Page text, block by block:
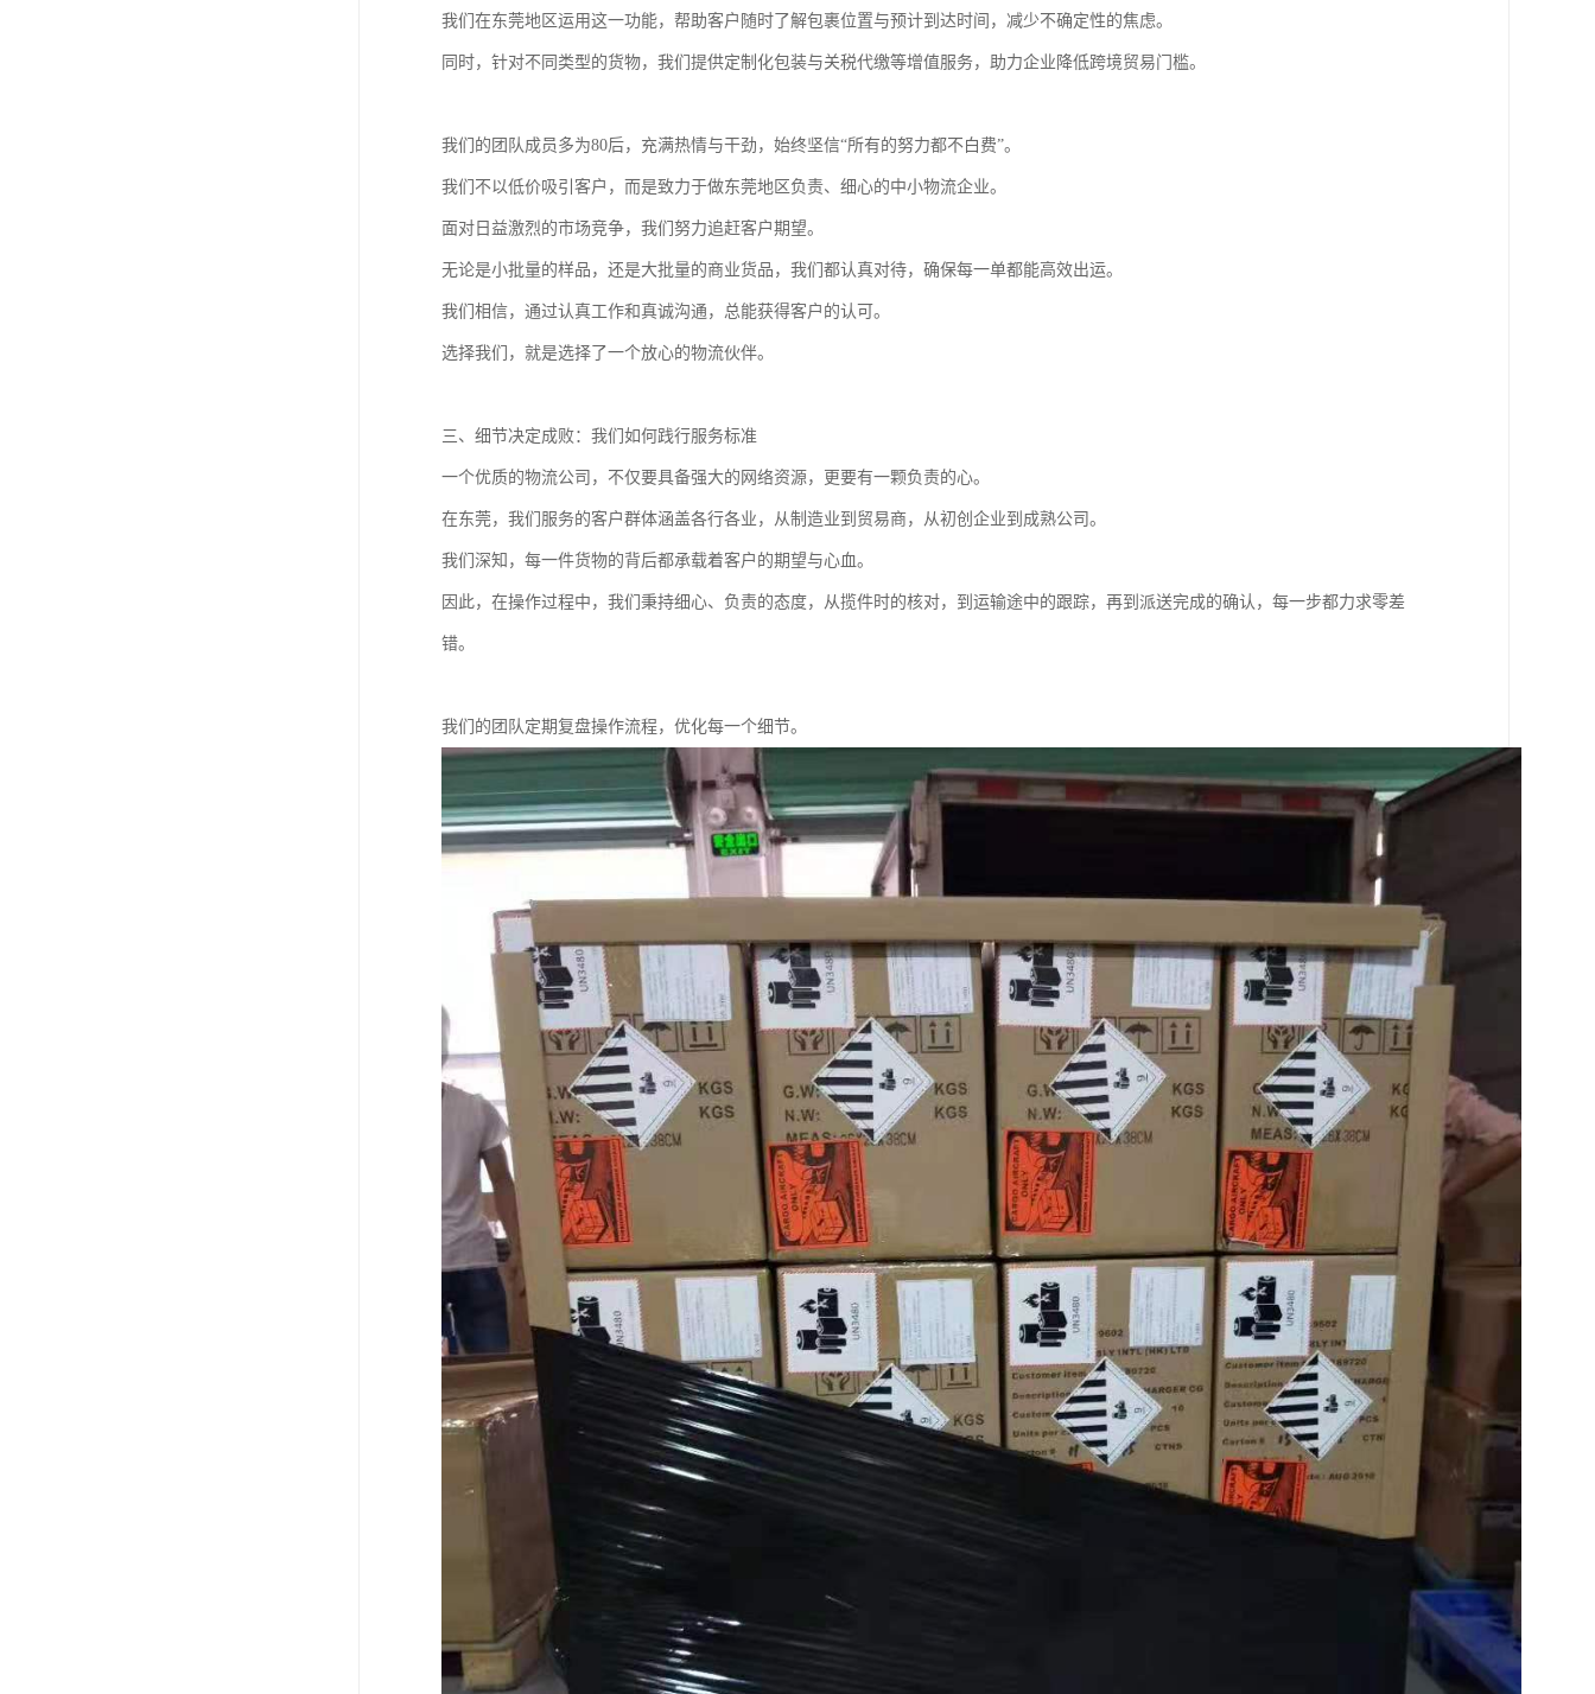
我们在东莞地区运用这一功能，帮助客户随时了解包裹位置与预计到达时间，减少不确定性的焦虑。
同时，针对不同类型的货物，我们提供定制化包装与关税代缴等增值服务，助力企业降低跨境贸易门槛。
我们的团队成员多为80后，充满热情与干劲，始终坚信“所有的努力都不白费”。
我们不以低价吸引客户，而是致力于做东莞地区负责、细心的中小物流企业。
面对日益激烈的市场竞争，我们努力追赶客户期望。
无论是小批量的样品，还是大批量的商业货品，我们都认真对待，确保每一单都能高效出运。
我们相信，通过认真工作和真诚沟通，总能获得客户的认可。
选择我们，就是选择了一个放心的物流伙伴。
三、细节决定成败：我们如何践行服务标准
一个优质的物流公司，不仅要具备强大的网络资源，更要有一颗负责的心。
在东莞，我们服务的客户群体涵盖各行各业，从制造业到贸易商，从初创企业到成熟公司。
我们深知，每一件货物的背后都承载着客户的期望与心血。
因此，在操作过程中，我们秉持细心、负责的态度，从揽件时的核对，到运输途中的跟踪，再到派送完成的确认，每一步都力求零差
错。
我们的团队定期复盘操作流程，优化每一个细节。